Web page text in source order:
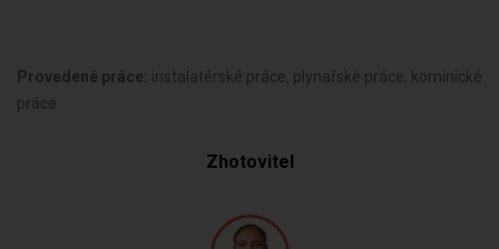
Provedené práce: instalatérské práce, plynařské práce, kominické
práce
Zhotovitel